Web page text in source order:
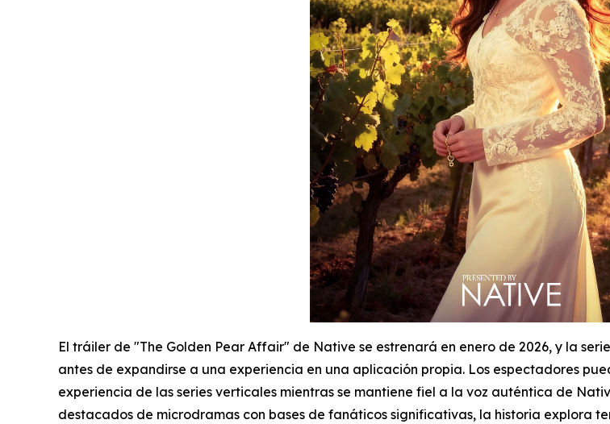
El tráiler de "The Golden Pear Affair" de Native se estrenará en enero de 2026, y la
antes de expandirse a una experiencia en una aplicación propia. Los espectadores
experiencia de las series verticales mientras se mantiene fiel a la voz auténtica de
destacados de microdramas con bases de fanáticos significativas, la historia explora